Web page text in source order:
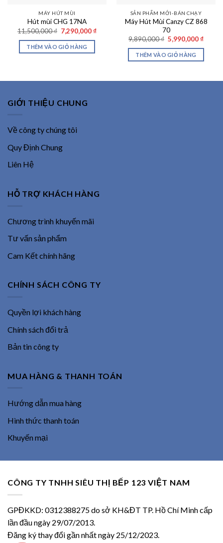
MÁY HÚT MÙI
Hút mùi CHG 17NA
11,500,000₫ Giá
gốc
là:
11,500,000 ₫.
7,290,000 ₫Giá
THÊM VÀO GIỎ HÀNG
SẢN PHẨM MỚI-BÁN CHẠY
Máy Hút Mùi Canzy CZ 868
70
9,890,000₫ Giá
gốc
là:
9,890,000 ₫.
5,990,000 ₫Giá
THÊM VÀO GIỎ HÀNG
GIỚI THIỆU CHUNG
Về công ty chúng tôi
Quy Định Chung
Liên Hệ
HỖ TRỢ KHÁCH HÀNG
Chương trình khuyến mãi
Tư vấn sản phẩm
Cam Kết chính hãng
CHÍNH SÁCH CÔNG TY
Quyền lợi khách hàng
Chính sách đổi trả
Bản tin công ty
MUA HÀNG & THANH TOÁN
Hướng dẫn mua hàng
Hình thức thanh toán
Khuyến mại
CÔNG TY TNHH SIÊU THỊ BẾP 123 VIỆT NAM
GPĐKKD: 0312388275 do sở KH&ĐT TP. Hồ Chí Minh cấp
lần đầu ngày 29/07/2013.
Đăng ký thay đổi gần nhất ngày 25/12/2023.